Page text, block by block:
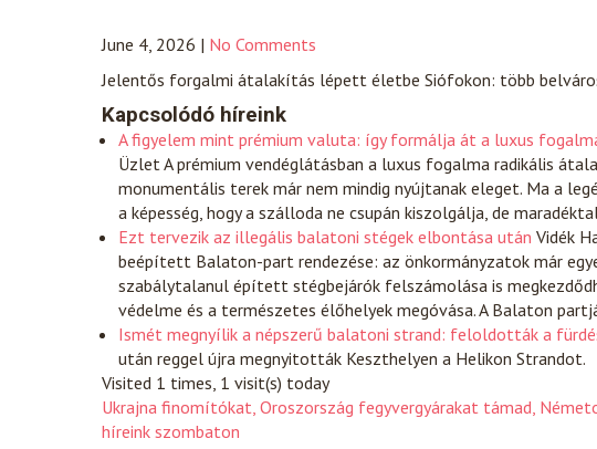
June 4, 2026 | No Comments
Jelentős forgalmi átalakítás lépett életbe Siófokon: több
Kapcsolódó híreink
A figyelem mint prémium valuta: így formálja át a luxus
ÜzletA prémium vendéglátásban a luxus fogalma radikális
monumentális terek már nem mindig nyújtanak eleget. Ma a
a képesség, hogy a szálloda ne csupán kiszolgálja, de
Ezt tervezik az illegális balatoni stégek elbontása után Vidék
beépített Balaton-part rendezése: az önkormányzatok már
szabálytalanul épített stégbejárók felszámolása is
védelme és a természetes élőhelyek megóvása. A Balaton
Ismét megnyílik a népszerű balatoni strand: feloldották a
után reggel újra megnyitották Keszthelyen a Helikon Strandot.
Visited 1 times, 1 visit(s) today
Ukrajna finomítókat, Oroszország fegyvergyárakat támad,
híreink szombaton